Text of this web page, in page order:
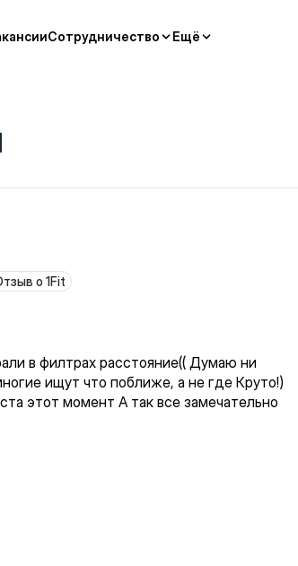
Сотрудничество Ещё
о 1Fit
в филтрах расстояние(( Думаю ни
Верните пожалуйста этот момент А так все замечательно